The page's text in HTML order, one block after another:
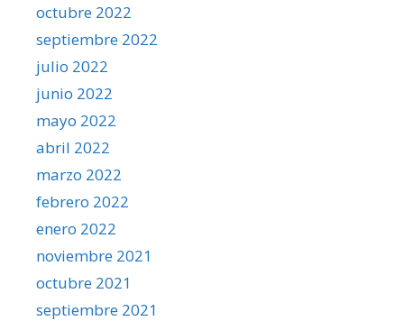
octubre 2022
septiembre 2022
julio 2022
junio 2022
mayo 2022
abril 2022
marzo 2022
febrero 2022
enero 2022
noviembre 2021
octubre 2021
septiembre 2021